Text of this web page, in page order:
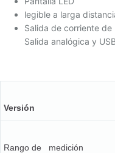
legible a larga
Salida de corriente
Salida analógica y
Versión
Rango de medición